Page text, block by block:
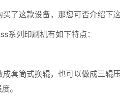
了这款设备，那您可否介绍下
系列印刷机有如下特点：
套筒式换辊，也可以做成三辊
。